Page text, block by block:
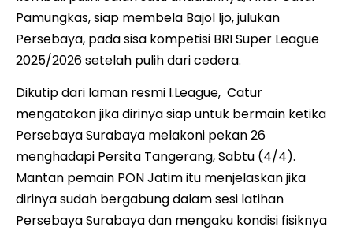
Pamungkas, siap membela Bajol Ijo, julukan
Persebaya, pada sisa kompetisi BRI Super League
2025/2026 setelah pulih dari cedera.
Dikutip dari laman resmi I.League, Catur
mengatakan jika dirinya siap untuk bermain ketika
Persebaya Surabaya melakoni pekan 26
menghadapi Persita Tangerang, Sabtu (4/4).
Mantan pemain PON Jatim itu menjelaskan jika
dirinya sudah bergabung dalam sesi latihan
Persebaya Surabaya dan mengaku kondisi fisiknya